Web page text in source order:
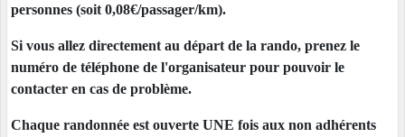
personnes (soit 0,08€/passager/km).
Si vous allez directement au départ de la rando, prenez le
numéro de téléphone de l'organisateur pour pouvoir le
contacter en cas de problème.
Chaque randonnée est ouverte UNE fois aux non adhérents